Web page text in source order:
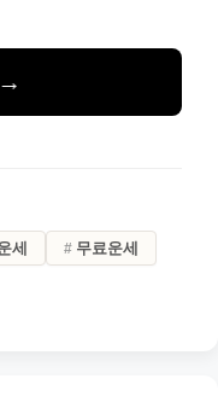
세
무료운세